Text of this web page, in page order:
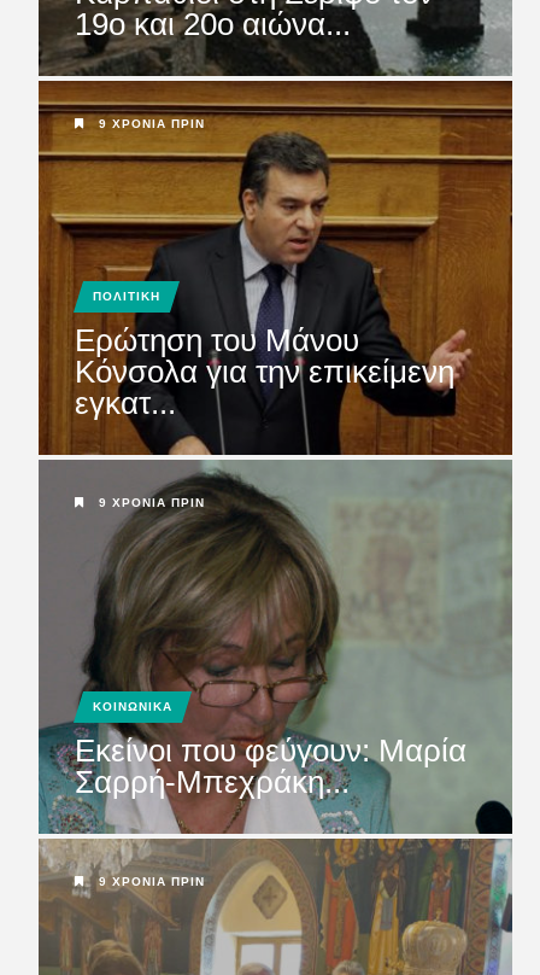
ΜΕΛΕΤΗ ΛΙΜΑΝΙΟΥ
ΚΑΡΠΑΘΟΥ: Να μη χαθεί
άσκοπα και ά...
19ο και 20ο αιώνα...
9 ΧΡΌΝΙΑ ΠΡΙΝ
ΠΟΛΙΤΙΚΗ
Ερώτηση του Μάνου
Κόνσολα για την επικείμενη
εγκατ...
9 ΧΡΌΝΙΑ ΠΡΙΝ
ΚΟΙΝΩΝΙΚΑ
Εκείνοι που φεύγουν: Μαρία
Σαρρή-Μπεχράκη...
9 ΧΡΌΝΙΑ ΠΡΙΝ